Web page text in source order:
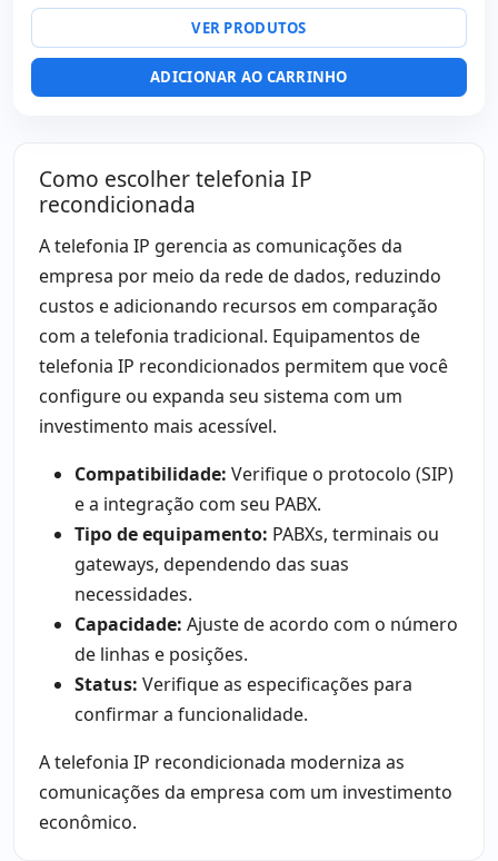
VER PRODUTOS
ADICIONAR AO CARRINHO
Como escolher telefonia IP
recondicionada
A telefonia IP gerencia as comunicações da
empresa por meio da rede de dados, reduzindo
custos e adicionando recursos em comparação
com a telefonia tradicional. Equipamentos de
telefonia IP recondicionados permitem que você
configure ou expanda seu sistema com um
investimento mais acessível.
Compatibilidade: Verifique o protocolo (SIP)
e a integração com seu PABX.
Tipo de equipamento: PABXs, terminais ou
gateways, dependendo das suas
necessidades.
Capacidade: Ajuste de acordo com o número
de linhas e posições.
Status: Verifique as especificações para
confirmar a funcionalidade.
A telefonia IP recondicionada moderniza as
comunicações da empresa com um investimento
econômico.